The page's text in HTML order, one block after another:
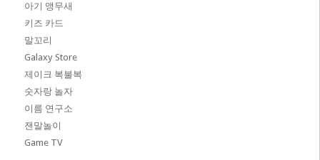
아기 앵무새
키즈 카드
말꼬리
Galaxy Store
제이크 복불복
숫자랑 놀자
이름 연구소
잰말놀이
Game TV